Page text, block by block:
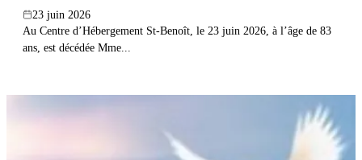
23 juin 2026
Au Centre d’Hébergement St-Benoît, le 23 juin 2026, à l’âge de 83
ans, est décédée Mme...